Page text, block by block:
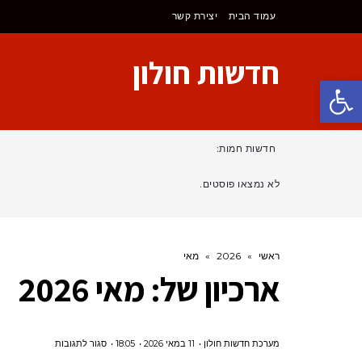
פתח סרגל נגישות
עמוד הבית יצירת קשר
חדשות חולון
חדשות חמות:
לא נמצאו פוסטים.
ראשי »
2026
» מאי
ארכיון של: מאי 2026
מערכת חדשות חולון 11 במאי 2026 18:05 סגור לתגובותעל